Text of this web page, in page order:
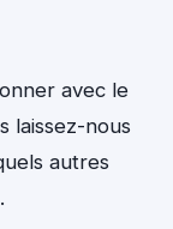
avec le
laissez-nous
autres